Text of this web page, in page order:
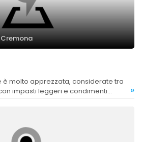
impasti leggeri e condimenti
»